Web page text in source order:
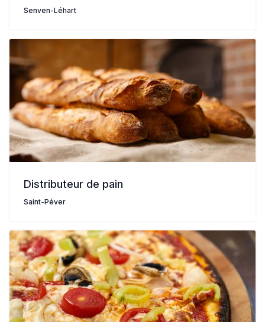
Senven-Léhart
Distributeur de pain
Saint-Péver